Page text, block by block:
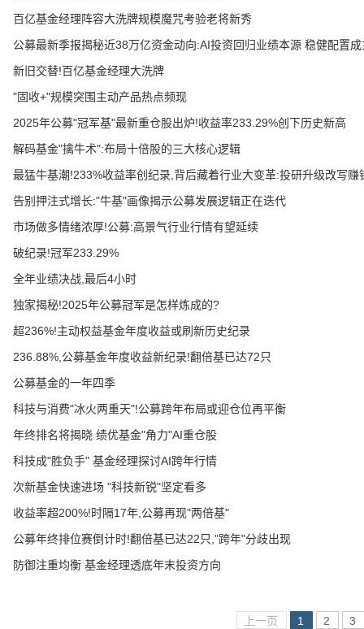
百亿基金经理阵容大洗牌规模魔咒考验老将新秀
公募最新季报揭秘近38万亿资金动向:AI投资回归业绩本源 稳健配置成
新旧交替!百亿基金经理大洗牌
"固收+"规模突围主动产品热点频现
2025年公募"冠军基"最新重仓股出炉!收益率233.29%创下历史新高
解码基金"擒牛术":布局十倍股的三大核心逻辑
最猛牛基潮!233%收益率创纪录,背后藏着行业大变革:投研升级改写赚
告别押注式增长:"牛基"画像揭示公募发展逻辑正在迭代
市场做多情绪浓厚!公募:高景气行业行情有望延续
破纪录!冠军233.29%
全年业绩决战,最后4小时
独家揭秘!2025年公募冠军是怎样炼成的?
超236%!主动权益基金年度收益或刷新历史纪录
236.88%,公募基金年度收益新纪录!翻倍基已达72只
公募基金的一年四季
科技与消费"冰火两重天"!公募跨年布局或迎仓位再平衡
年终排名将揭晓 绩优基金"角力"AI重仓股
科技成"胜负手" 基金经理探讨AI跨年行情
次新基金快速进场 "科技新锐"坚定看多
收益率超200%!时隔17年,公募再现"两倍基"
公募年终排位赛倒计时!翻倍基已达22只,"跨年"分歧出现
防御注重均衡 基金经理透底年末投资方向
上一页 1 2 3